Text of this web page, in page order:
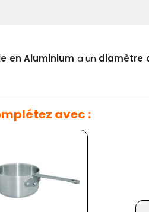
en Aluminium a un diamètre
avec :